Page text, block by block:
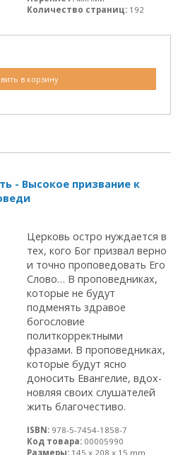
Количество страниц: 192
в корзину
- Высокое призвание к
Церковь остро нуждается в
тех, кого Бог призвал верно
и точно проповедовать Его
Слово… В проповедниках,
которые не будут
подменять здравое
богословие
политкорректными
фразами. В проповедниках,
которые будут ясно
доносить Евангелие, вдох­
новляя своих слушателей
жить благочестиво.
ISBN: 978-5-7454-1858-7
Код товара: 00005990
Размеры: 145 x 208 x 15 mm